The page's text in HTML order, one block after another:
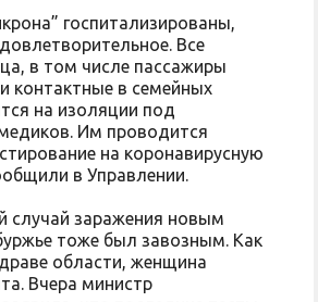
госпитализированы,
Все
в том числе пассажиры
контактные в семейных
на изоляции под
Им проводится
на коронавирусную
в Управлении.
случай заражения новым
тоже был завозным. Как
области, женщина
Вчера министр